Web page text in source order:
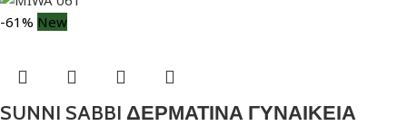
-61% New
SUNNI SABBI ΔΕΡΜΑΤΙΝΑ ΓΥΝΑΙΚΕΙΑ